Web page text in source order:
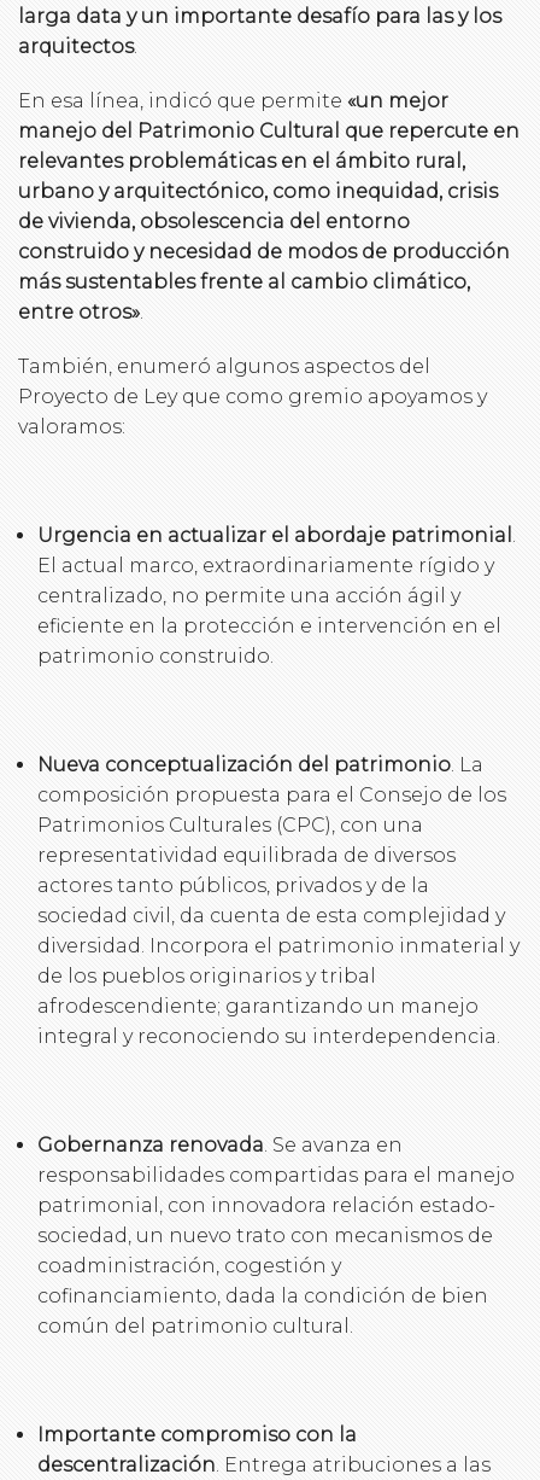
larga data y un importante desafío para las y los
arquitectos.
En esa línea, indicó que permite «un mejor
manejo del Patrimonio Cultural que repercute en
relevantes problemáticas en el ámbito rural,
urbano y arquitectónico, como inequidad, crisis
de vivienda, obsolescencia del entorno
construido y necesidad de modos de producción
más sustentables frente al cambio climático,
entre otros».
También, enumeró algunos aspectos del
Proyecto de Ley que como gremio apoyamos y
valoramos:
Urgencia en actualizar el abordaje patrimonial .
El actual marco, extraordinariamente rígido y
centralizado, no permite una acción ágil y
eficiente en la protección e intervención en el
patrimonio construido.
Nueva conceptualización del patrimonio. La
composición propuesta para el Consejo de los
Patrimonios Culturales (CPC), con una
representatividad equilibrada de diversos
actores tanto públicos, privados y de la
sociedad civil, da cuenta de esta complejidad y
diversidad. Incorpora el patrimonio inmaterial y
de los pueblos originarios y tribal
afrodescendiente; garantizando un manejo
integral y reconociendo su interdependencia.
Gobernanza renovada. Se avanza en
responsabilidades compartidas para el manejo
patrimonial, con innovadora relación estado-
sociedad, un nuevo trato con mecanismos de
coadministración, cogestión y
cofinanciamiento, dada la condición de bien
común del patrimonio cultural.
Importante compromiso con la
descentralización. Entrega atribuciones a las